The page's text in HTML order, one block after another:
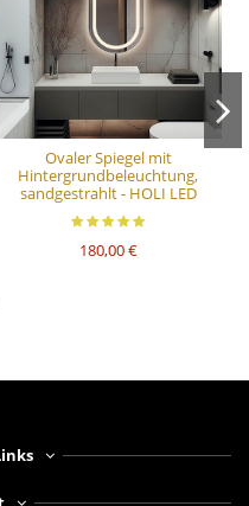
Ovaler Spiegel mit
Hintergrundbeleuchtung,
sandgestrahlt - HOLI LED
180,00 €